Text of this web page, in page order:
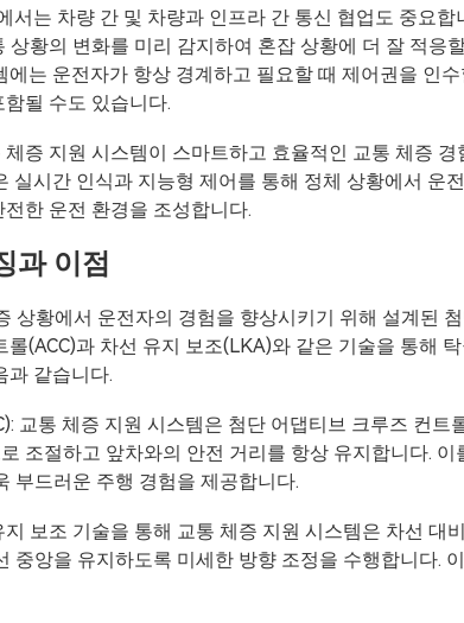
는 차량 간 및 차량과 인프라 간 통신 협업도 중요합
황의 변화를 미리 감지하여 혼잡 상황에 더 잘 적응
는 운전자가 항상 경계하고 필요할 때 제어권을 인
될 수도 있습니다.
증 지원 시스템이 스마트하고 효율적인 교통 체증
실시간 인식과 지능형 제어를 통해 정체 상황에서 운
한 운전 환경을 조성합니다.
과 이점
상황에서 운전자의 경험을 향상시키기 위해 설계된
(ACC)과 차선 유지 보조(LKA)와 같은 기술을 통해
과 같습니다.
교통 체증 지원 시스템은 첨단 어댑티브 크루즈 컨트
조절하고 앞차와의 안전 거리를 항상 유지합니다. 이
부드러운 주행 경험을 제공합니다.
보조 기술을 통해 교통 체증 지원 시스템은 차선 대
중앙을 유지하도록 미세한 방향 조정을 수행합니다.